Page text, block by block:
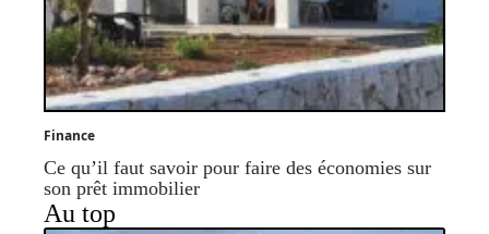
Finance
Ce qu’il faut savoir pour faire des économies sur
son prêt immobilier
Au top